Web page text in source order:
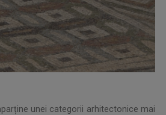
unei categorii arhitectonice mai